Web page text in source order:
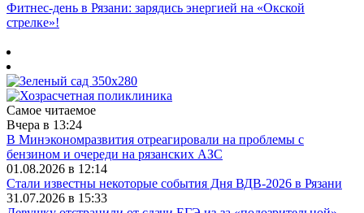
Фитнес‑день в Рязани: зарядись энергией на «Окской
стрелке»!
Самое читаемое
Вчера в 13:24
В Минэкономразвития отреагировали на проблемы с
бензином и очереди на рязанских АЗС
01.08.2026 в 12:14
Стали известны некоторые события Дня ВДВ-2026 в Рязани
31.07.2026 в 15:33